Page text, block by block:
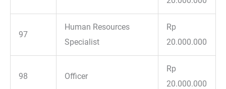
97
Human Resources
Specialist
Rp
20.000.000
98 Officer
Rp
20.000.000